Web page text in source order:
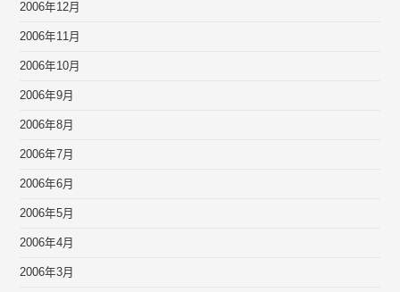
2006年12月
2006年11月
2006年10月
2006年9月
2006年8月
2006年7月
2006年6月
2006年5月
2006年4月
2006年3月